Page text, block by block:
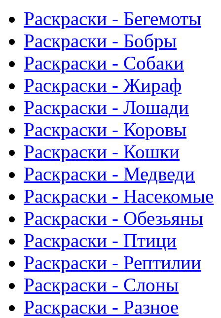
Раскраски - Бегемоты
Раскраски - Бобры
Раскраски - Собаки
Раскраски - Жираф
Раскраски - Лошади
Раскраски - Коровы
Раскраски - Кошки
Раскраски - Медведи
Раскраски - Насекомые
Раскраски - Обезьяны
Раскраски - Птици
Раскраски - Рептилии
Раскраски - Слоны
Раскраски - Разное